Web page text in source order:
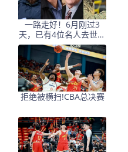
一路走好！6月刚过3
天，已有4位名人去世，
姚明等人发文悼念
拒绝被横扫!CBA总决赛